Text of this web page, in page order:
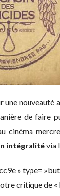
de
cinéma
intégralitévia
» type=
critique de